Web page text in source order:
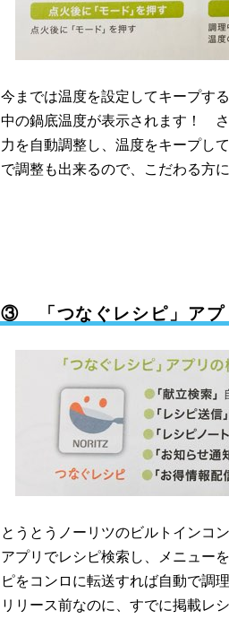
今までは温度を設定してキープす
中の鍋底温度が表示されます！
力を自動調整し、温度をキープ
で調整も出来るので、こだわる方
③ 「つなぐレシピ」アプ
とうとうノーリツのビルトインコ
アプリでレシピ検索し、メニュー
ピをコンロに転送すれば自動で調
リリース前なのに、すでに掲載レ